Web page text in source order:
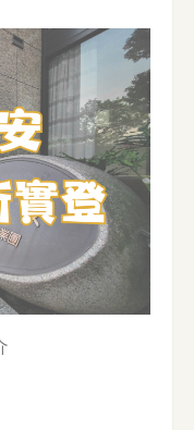
照 ▼冠德湖水映
棟單數層62坪、
數層62坪 CD戶
數層62坪｜D棟
有永久棟距，前
單層4戶，共
。 ▼冠德湖水
台戶平面圖 ▼冠
時幾乎都是半毛
▼冠德湖水映
大廳、交誼廳、